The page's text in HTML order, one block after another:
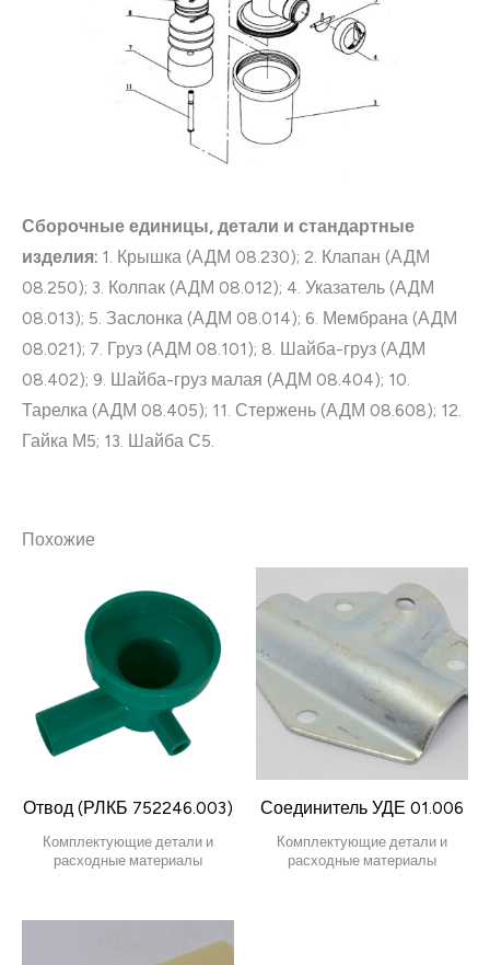
Сборочные единицы, детали и стандартные
изделия: 1. Крышка (АДМ 08.230); 2. Клапан (АДМ
08.250); 3. Колпак (АДМ 08.012); 4. Указатель (АДМ
08.013); 5. Заслонка (АДМ 08.014); 6. Мембрана (АДМ
08.021); 7. Груз (АДМ 08.101); 8. Шайба-груз (АДМ
08.402); 9. Шайба-груз малая (АДМ 08.404); 10.
Тарелка (АДМ 08.405); 11. Стержень (АДМ 08.608); 12.
Гайка М5; 13. Шайба С5.
Похожие
Отвод (РЛКБ 752246.003)
Комплектующие детали и
расходные материалы
Соединитель УДЕ 01.006
Комплектующие детали и
расходные материалы